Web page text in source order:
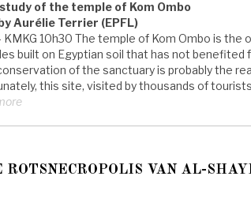
of the temple of Kom Ombo
Aurélie Terrier (EPFL)
KMKG 10h30 The temple of Kom Ombo is the
built on Egyptian soil that has not benefited
of the sanctuary is probably the
this site, visited by thousands of
ROTSNECROPOLIS VAN AL-